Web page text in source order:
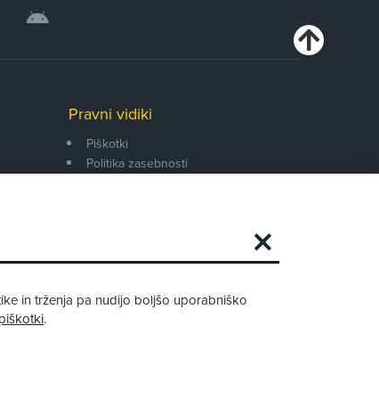
Obstoječi in novi AMZS člani, ki boste v
Pravni vidiki
Piškotki
Politika zasebnosti
in trženja pa nudijo boljšo uporabniško
.